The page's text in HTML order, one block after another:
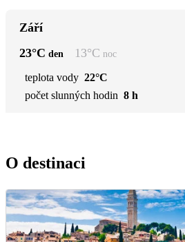
Září
23°C den 13°C noc
teplota vody 22°C
počet slunných hodin 8 h
O destinaci